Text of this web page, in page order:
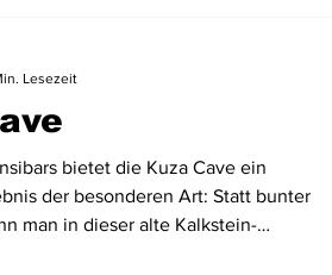
bietet die Kuza Cave ein
der besonderen Art: Statt bunter
man in dieser alte Kalkstein-
Lesezeit